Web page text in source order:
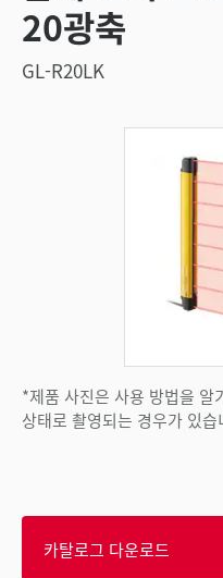
20광축
GL-R20LK
*제품 사진은 사용 방법을 알
상태로 촬영되는 경우가 있습
카탈로그 다운로드